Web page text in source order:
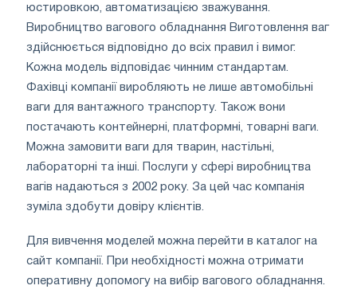
юстировкою, автоматизацією зважування.
Виробництво вагового обладнання Виготовлення ваг
здійснюється відповідно до всіх правил і вимог.
Кожна модель відповідає чинним стандартам.
Фахівці компанії виробляють не лише автомобільні
ваги для вантажного транспорту. Також вони
постачають контейнерні, платформні, товарні ваги.
Можна замовити ваги для тварин, настільні,
лабораторні та інші. Послуги у сфері виробництва
вагів надаються з 2002 року. За цей час компанія
зуміла здобути довіру клієнтів.
Для вивчення моделей можна перейти в каталог на
сайт компанії. При необхідності можна отримати
оперативну допомогу на вибір вагового обладнання.